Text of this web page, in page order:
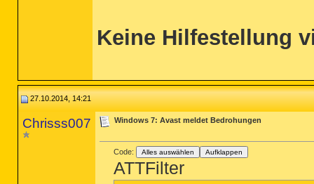
Keine Hilfestellung
27.10.2014, 14:21
Chrisss007 Windows 7: Avast meldet Bedrohungen
Code: Alles auswählen Aufklappen
ATTFilter